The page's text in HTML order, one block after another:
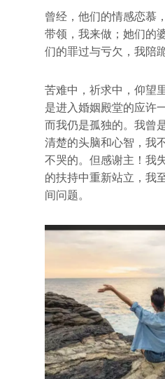
曾经，他们的情感恋慕
带领，我来做；她们的
们的罪过与亏欠，我陪跪
苦难中，祈求中，仰望
是进入婚姻殿堂的应许
而我仍是孤独的。我曾
清楚的头脑和心智，我
不哭的。但感谢主！我
的扶持中重新站立，我
间问题。